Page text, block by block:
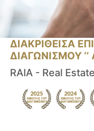
ΔΙΑΚΡΙΘΕΙΣΑ
ΔΙΑΓΩΝΙΣΜΟΥ ‘’
RAIA - Real Estate